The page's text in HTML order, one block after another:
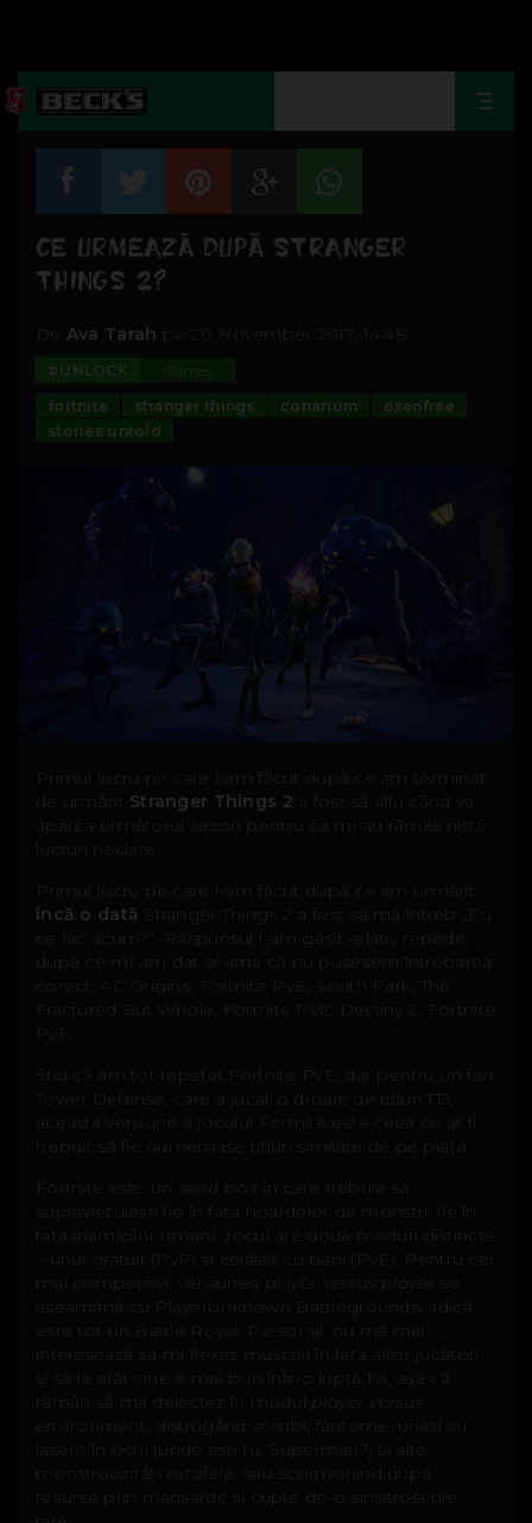
CE URMEAZĂ DUPĂ STRANGER
THINGS 2?
Ava Tarah pe 20 November 2017, 14:48
#UNLOCK
Games
fortnite
stranger things conarium
oxenfree
stories untold
Primul lucru pe care l-am făcut după ce am terminat
de urmărit Stranger Things 2 a fost să aflu când va
apărea următorul sezon pentru că mi-au rămas niște
Primul lucru pe care l-am făcut după ce am urmărit
încă o dată
Stranger Things 2 a fost să mă întreb „Eu
ce fac acum?”. Răspunsul l-am găsit relativ repede,
după ce mi-am dat seama că nu pusesem întrebarea
corect: AC Origins, Fortnite PvE, South Park: The
Fractured But Whole, Fortnite PvE, Destiny 2, Fortnite
Știu că am tot repetat Fortnite PvE, dar pentru un fan
Tower Defense, care a jucat o droaie de titluri TD,
această versiune a jocului Fortnite este ceea ce ar fi
trebuit să fie numeroase titluri similare de pe piață.
Fortnite este un sand-box în care trebuie să
supraviețuiești fie în fața hoardelor de monștri, fie în
fața inamicilor umani. Jocul are două moduri distincte
– unul gratuit (PvP) și celălalt cu bani (PvE). Pentru cei
mai competitivi, versiunea
player versus player
aseamănă cu PlayerUnknown Battlegrounds, adică
este tot un Battle Royal. Personal, nu mă mai
interesează să-mi flexez mușchii în fața altor jucători
și să le arăt cine e mai bun într-o luptă 1v1, așa că
rămân să mă delectez în modul player versus
environment
, distrugând zombi, fantome, uriași cu
lasere în ochi (unde ești tu, Superman?) și alte
monstruozități rotofeie, sau scormonind după
resurse prin mansarde și cripte de-o sinistroșenie